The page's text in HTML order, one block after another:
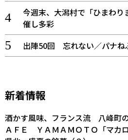
今週末、大潟村で「ひまわ
催し多彩
出陣50回 忘れない／パナ
新着情報
酒かす風味、フランス流 八峰
ＡＦＥ ＹＡＭＡＭＯＴＯ「マカ